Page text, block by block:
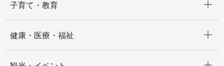
子育て・教育
健康・医療・福祉